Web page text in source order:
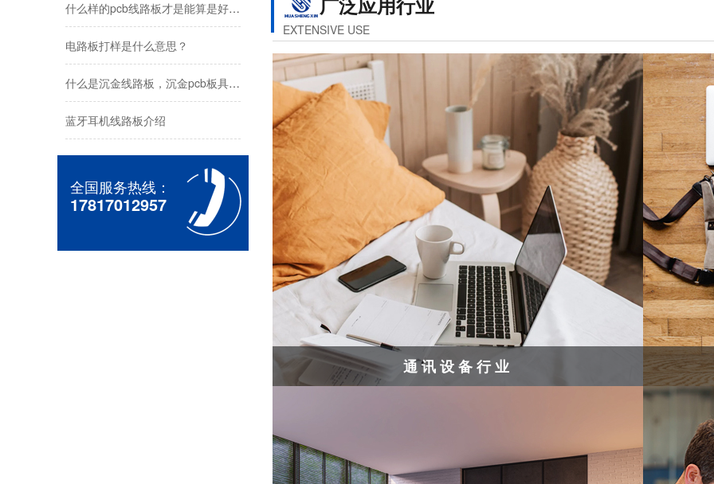
EXTENSIVE USE
通讯设备行业
罗杰斯高速高频线路板
什么样的pcb线路板才是能算是好线路板？
电路板打样是什么意思？
什么是沉金线路板，沉金pcb板具有哪些特点？
蓝牙耳机线路板介绍
全国服务热线：
17817012957